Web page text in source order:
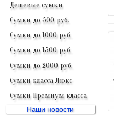
Дешевые сумки
Сумки до 500 руб.
Сумки до 1000 руб.
Сумки до 1500 руб.
Сумки до 2000 руб.
Сумки класса Люкс
Сумки Премиум класса
Наши новости